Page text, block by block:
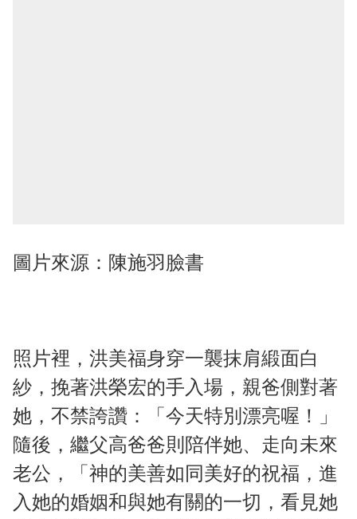
圖片來源：陳施羽臉書
照片裡，洪美福身穿一襲抹肩緞面白
紗，挽著洪榮宏的手入場，親爸側對著
她，不禁誇讚：「今天特別漂亮喔！」
隨後，繼父高爸爸則陪伴她、走向未來
老公，「神的美善如同美好的祝福，進
入她的婚姻和與她有關的一切，看見她